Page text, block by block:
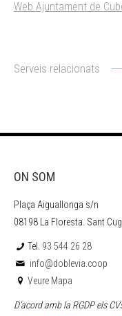
Web Ajuntament de
Serveis relacionats
ON SOM
Plaça Aiguallonga s/n
08198 La Floresta. Sant
Tel. 93 544 26 28
info@doblevia.coop
Veure Mapa
D’acord amb la RGDP els